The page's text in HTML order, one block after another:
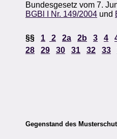
Bundesgesetz vom 7.
BGBl I Nr. 149/2004 und
§§ 1 2 2a 2b 3 4
28
29 30 31 32 33
Gegenstand des